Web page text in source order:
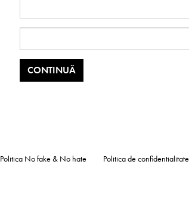
Politica No fake & No hate Politica de confidentialitate